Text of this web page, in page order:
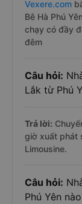
Vexere.com
Bê Hà Phú
chạy có đầy
đêm
Câu hỏi:
Lắk từ Phú
Trả lời:
giờ xuất phát
Limousine.
Câu hỏi:
Phú Yên